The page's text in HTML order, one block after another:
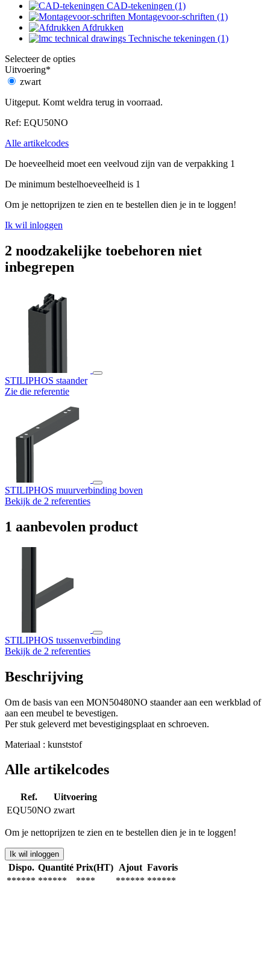
CAD-tekeningen (1)
Montagevoor-schriften (1)
Afdrukken
Technische tekeningen (1)
Selecteer de opties
Uitvoering*
zwart
Uitgeput. Komt weldra terug in voorraad.
Ref: EQU50NO
Alle artikelcodes
De hoeveelheid moet een veelvoud zijn van de verpakking 1
De minimum bestelhoeveelheid is 1
Om je nettoprijzen te zien en te bestellen dien je in te loggen!
Ik wil inloggen
2 noodzakelijke toebehoren niet
inbegrepen
STILIPHOS staander
Zie die referentie
STILIPHOS muurverbinding boven
Bekijk de 2 referenties
1 aanbevolen product
STILIPHOS tussenverbinding
Bekijk de 2 referenties
Beschrijving
Om de basis van een MON50480NO staander aan een werkblad of
aan een meubel te bevestigen.
Per stuk geleverd met bevestigingsplaat en schroeven.
Materiaal : kunststof
Alle artikelcodes
Ref.
Uitvoering
EQU50NO zwart
Om je nettoprijzen te zien en te bestellen dien je in te loggen!
Ik wil inloggen
Dispo. Quantité Prix(HT) Ajout Favoris
****** ****** **** ****** ******